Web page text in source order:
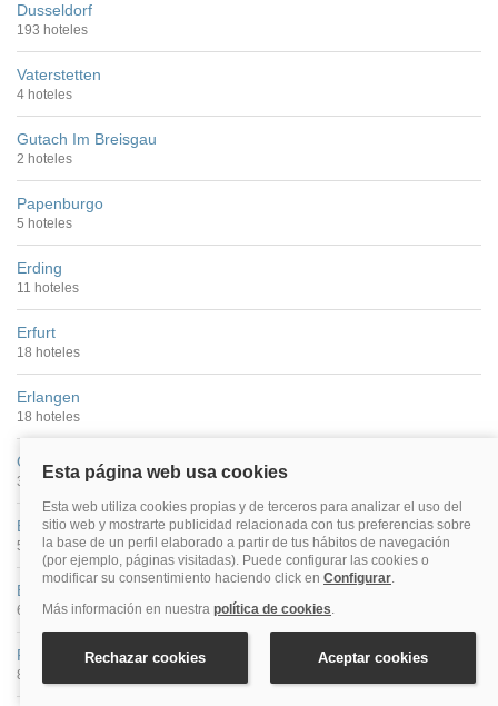
Dusseldorf
193 hoteles
Vaterstetten
4 hoteles
Gutach Im Breisgau
2 hoteles
Papenburgo
5 hoteles
Erding
11 hoteles
Erfurt
18 hoteles
Erlangen
18 hoteles
Oberwiesenthal
3 hoteles
Essen
54 hoteles
Esslingen Am Neckar
6 hoteles
Flensburgo
8 hoteles